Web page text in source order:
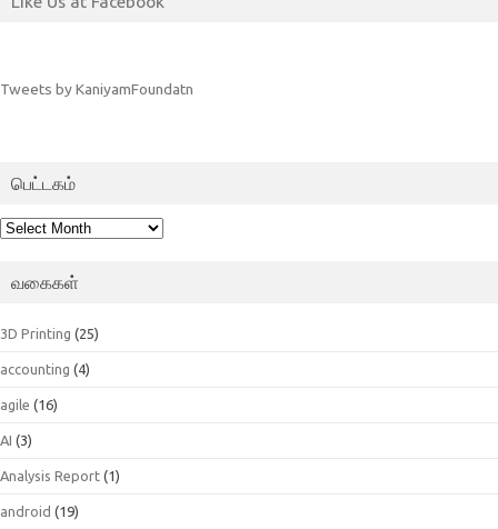
Tweets by KaniyamFoundatn
பெட்டகம்
பெட்டகம்
வகைகள்
3D Printing (25)
accounting (4)
agile (16)
AI (3)
Analysis Report (1)
android (19)